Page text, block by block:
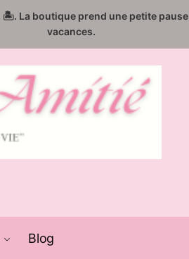
🏝️. La boutique prend une petite pause
vacances.
Blog